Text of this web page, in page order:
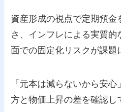
資産形成の視点で定期預金
さ、インフレによる実質的
面での固定化リスクが課題
「元本は減らないから安
方と物価上昇の差を確認し